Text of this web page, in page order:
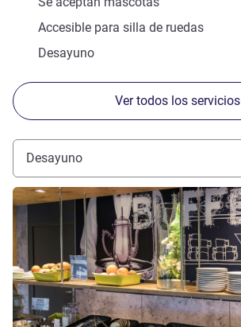
Accesible para silla de ruedas
Desayuno
Ver todos los servicios
Desayuno
Más información